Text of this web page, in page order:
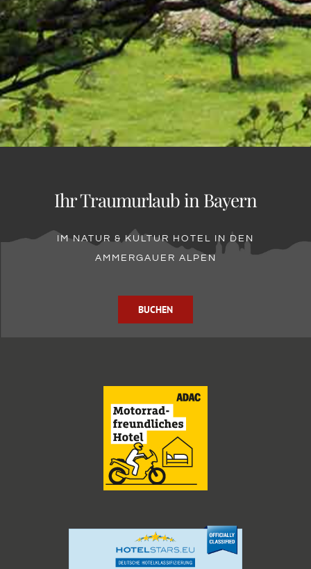
Ihr Traumurlaub in Bayern
IM NATUR & KULTUR HOTEL IN DEN
AMMERGAUER ALPEN
BUCHEN